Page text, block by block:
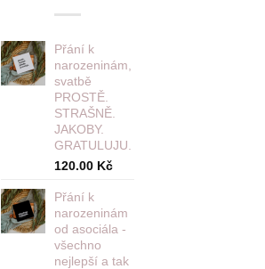
Přání k
narozeninám,
svatbě
PROSTĚ.
STRAŠNĚ.
JAKOBY.
GRATULUJU.
120.00 Kč
Přání k
narozeninám
od asociála -
všechno
nejlepší a tak